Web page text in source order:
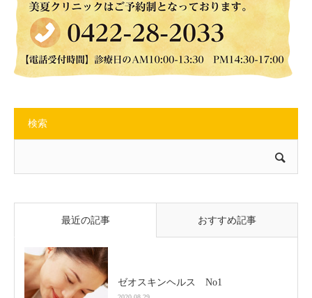
検索
最近の記事 おすすめ記事
ゼオスキンヘルス No1